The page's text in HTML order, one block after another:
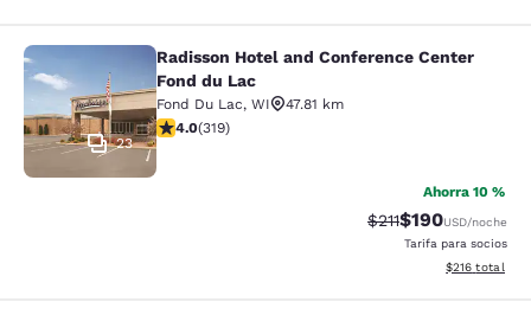
Radisson Hotel and Conference
23
Radisson Hotel and Conference Center
Fond du Lac
Fond Du Lac, WI
47.81 km
calificación de 4.05 estrellas. Muy bueno. 319 reseñas
4.0(319)
Ahorra 10 %
Precio tachado:
$211Precio con
$190USD/noche
Tarifa para socios
Ver detalles
$216 total